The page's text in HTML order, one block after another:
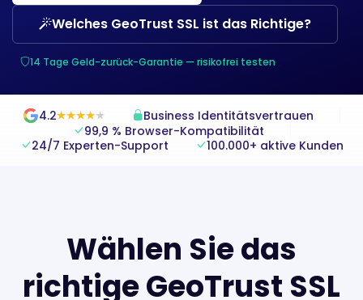
Welches GeoTrust SSL ist das Richtige?
14 Tage Geld-zurück-Garantie — risikofrei testen
4.2★
★★
★★
★★
★★
★
Business Identitätsvertrauen
99,9 % Browser-Kompatibilität
24/7 Experten-Support
100.000+ aktive Kunden
Wählen Sie das
richtige GeoTrust SSL